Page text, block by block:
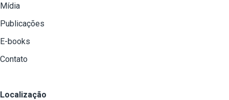
Mídia
Publicações
E-books
Contato
Localização